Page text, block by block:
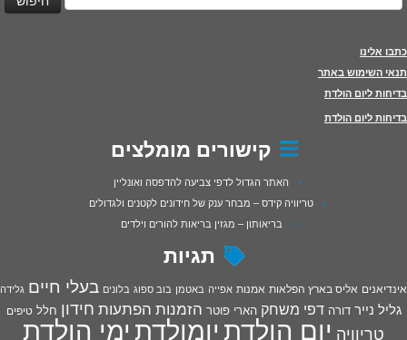
כתבו אלינו
תנאי השימוש באתר
בדיחות ליום הולדת
בדיחות ליום הולדת
קישורים מומלצים
האתר הגדול לדפי צביעה להדפסה ואונליין
טריוויה קידס – מבחר ענק של חידונים לקטנים ולגדולים
בריאותון – מגזין בריאות להורים וילדים
תגיות
אינדיאנים אליס בארץ הפלאות אמנות אפייה באטמן בוב ספוג בלונים בעלי חיים גלידה
גליל נייר דורה דפי משחק הארי פוטר הזמנות הפתעות חידון חלל טיפים
טריוויה יום הולדתיומולדתימי הולדת